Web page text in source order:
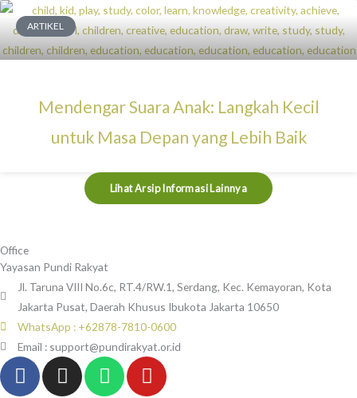
ARTIKEL
Mendengar Suara Anak: Langkah Kecil
untuk Masa Depan yang Lebih Baik
Lihat Arsip Informasi Lainnya
Office
Yayasan Pundi Rakyat
Jl. Taruna VIII No.6c, RT.4/RW.1, Serdang, Kec. Kemayoran, Kota
Jakarta Pusat, Daerah Khusus Ibukota Jakarta 10650
WhatsApp : +62878-7810-0600
Email : support@pundirakyat.or.id
F
a
I
n
W
h
Y
o